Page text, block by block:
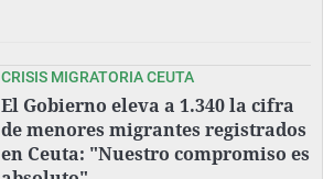
CRISIS MIGRATORIA CEUTA
El Gobierno eleva a 1.340 la cifra
de menores migrantes registrados
en Ceuta: "Nuestro compromiso es